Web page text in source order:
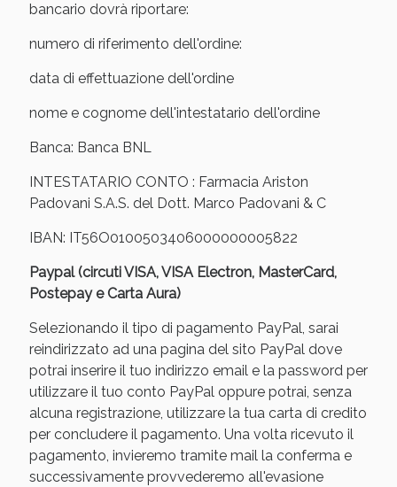
bancario dovrà riportare:
numero di riferimento dell'ordine:
data di effettuazione dell'ordine
nome e cognome dell'intestatario dell'ordine
Banca: Banca BNL
INTESTATARIO CONTO : Farmacia Ariston
Padovani S.A.S. del Dott. Marco Padovani & C
IBAN: IT56O0100503406000000005822
Paypal (circuti VISA, VISA Electron, MasterCard,
Postepay e Carta Aura)
Selezionando il tipo di pagamento PayPal, sarai
reindirizzato ad una pagina del sito PayPal dove
potrai inserire il tuo indirizzo email e la password per
utilizzare il tuo conto PayPal oppure potrai, senza
alcuna registrazione, utilizzare la tua carta di credito
per concludere il pagamento. Una volta ricevuto il
pagamento, invieremo tramite mail la conferma e
successivamente provvederemo all'evasione
Scopri le offerte di Oggi